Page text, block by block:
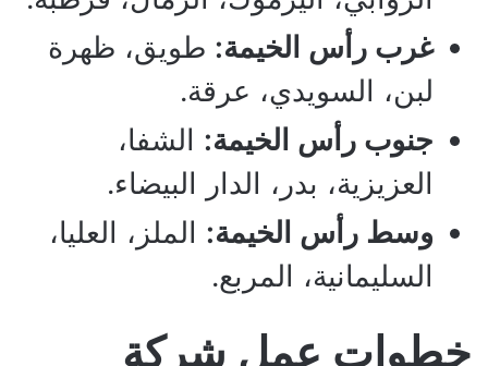
غرب رأس الخيمة: طويق، ظهرة
لبن، السويدي، عرقة.
جنوب رأس الخيمة: الشفا،
العزيزية، بدر، الدار البيضاء.
وسط رأس الخيمة: الملز، العليا،
السليمانية، المربع.
خطوات عمل شركة